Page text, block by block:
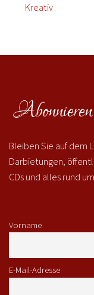
Kreativ
Bleiben Sie auf dem
Darbietungen,
CDs und alles rund
Vorname
E-Mail-Adresse